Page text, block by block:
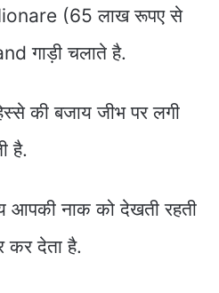
(65 लाख रूपए से
गाड़ी चलाते है.
की बजाय जीभ पर लगी
है.
नाक को देखती रहती
कर देता है.